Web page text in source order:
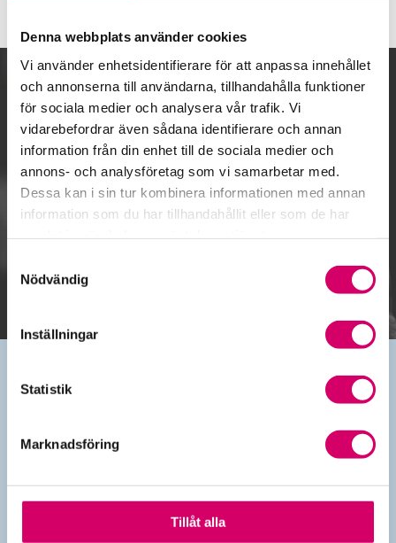
Denna webbplats använder cookies
Vi använder enhetsidentifierare för att anpassa innehållet
och annonserna till användarna, tillhandahålla funktioner
för sociala medier och analysera vår trafik. Vi
vidarebefordrar även sådana identifierare och annan
information från din enhet till de sociala medier och
annons- och analysföretag som vi samarbetar med.
Dessa kan i sin tur kombinera informationen med annan
information som du har tillhandahållit eller som de har
Nödvändig
Inställningar
Statistik
Marknadsföring
Tillåt alla
Kalendarium
Gå till kalendariet
010-483 80 00